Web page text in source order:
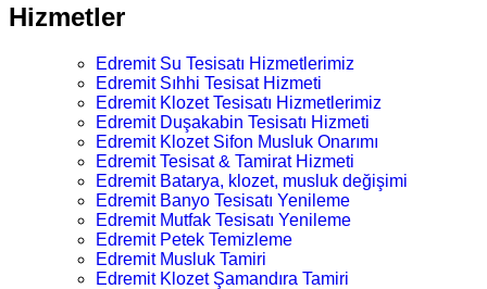
Hizmetler
Edremit Su Tesisatı Hizmetlerimiz
Edremit Sıhhi Tesisat Hizmeti
Edremit Klozet Tesisatı Hizmetlerimiz
Edremit Duşakabin Tesisatı Hizmeti
Edremit Klozet Sifon Musluk Onarımı
Edremit Tesisat & Tamirat Hizmeti
Edremit Batarya, klozet, musluk değişimi
Edremit Banyo Tesisatı Yenileme
Edremit Mutfak Tesisatı Yenileme
Edremit Petek Temizleme
Edremit Musluk Tamiri
Edremit Klozet Şamandıra Tamiri